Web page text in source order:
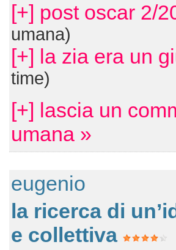
[+] post oscar 2/
umana)
[+] la zia era un
time)
[+] lascia un
umana »
eugenio
la ricerca di
e collettiva